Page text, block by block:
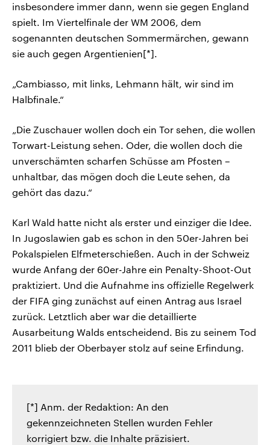
insbesondere immer dann, wenn sie gegen England
spielt. Im Viertelfinale der WM 2006, dem
sogenannten deutschen Sommermärchen, gewann
sie auch gegen Argentienien[*].
„Cambiasso, mit links, Lehmann hält, wir sind im
Halbfinale.“
„Die Zuschauer wollen doch ein Tor sehen, die wollen
Torwart-Leistung sehen. Oder, die wollen doch die
unverschämten scharfen Schüsse am Pfosten –
unhaltbar, das mögen doch die Leute sehen, da
gehört das dazu.“
Karl Wald hatte nicht als erster und einziger die Idee.
In Jugoslawien gab es schon in den 50er-Jahren bei
Pokalspielen Elfmeterschießen. Auch in der Schweiz
wurde Anfang der 60er-Jahre ein Penalty-Shoot-Out
praktiziert. Und die Aufnahme ins offizielle Regelwerk
der FIFA ging zunächst auf einen Antrag aus Israel
zurück. Letztlich aber war die detaillierte
Ausarbeitung Walds entscheidend. Bis zu seinem Tod
2011 blieb der Oberbayer stolz auf seine Erfindung.
[*] Anm. der Redaktion: An den
gekennzeichneten Stellen wurden Fehler
korrigiert bzw. die Inhalte präzisiert.